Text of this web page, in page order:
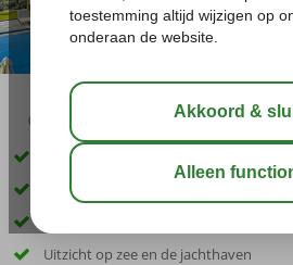
03:15
Inclusief huurauto
Op ca. 1,5km van Pythagorion en strand
Uitzicht op zee en de jachthaven